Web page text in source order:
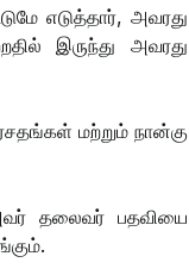
எடுத்தார், அவரது
இருந்து அவரது
மற்றும் நான்கு
தலைவர் பதவியை